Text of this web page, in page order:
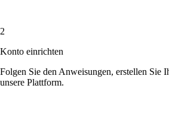
2
Konto einrichten
Folgen Sie den Anweisungen, erstellen Sie
unsere Plattform.